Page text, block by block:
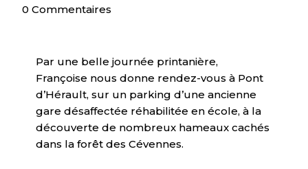
0 Commentaires
Par une belle journée printanière,
Françoise nous donne rendez-vous à Pont
d’Hérault, sur un parking d’une ancienne
gare désaffectée réhabilitée en école, à la
découverte de nombreux hameaux cachés
dans la forêt des Cévennes.